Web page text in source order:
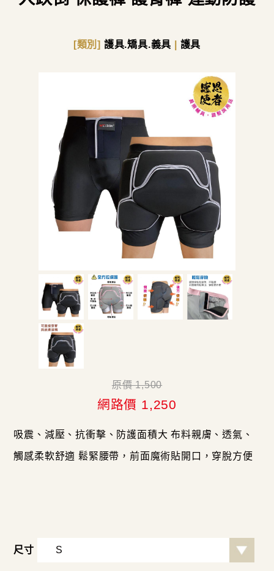
[類別] 護具.矯具.義具 護具
原價 1,500
網路價 1,250
吸震、減壓、抗衝擊、防護面積大 布料親膚、透氣、
觸感柔軟舒適 鬆緊腰帶，前面魔術貼開口，穿脫方便
尺寸